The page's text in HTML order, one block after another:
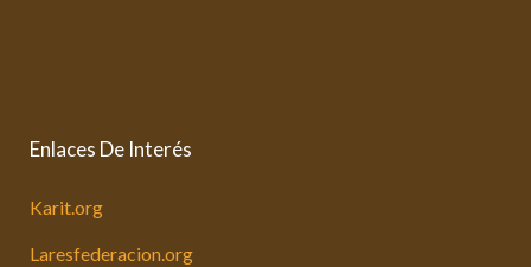
Enlaces De Interés
Karit.org
Laresfederacion.org